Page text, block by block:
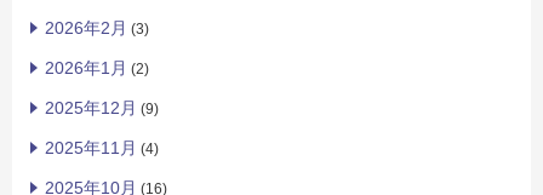
2026年2月 (3)
2026年1月 (2)
2025年12月 (9)
2025年11月 (4)
2025年10月 (16)